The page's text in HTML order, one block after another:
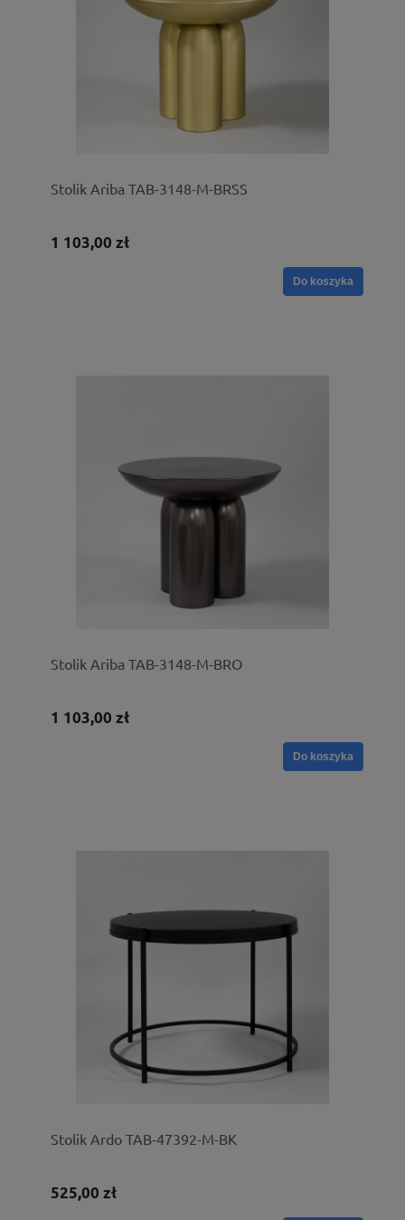
Stolik Ariba TAB-3148-M-BRSS
1 103,00 zł
Do koszyka
Stolik Ariba TAB-3148-M-BRO
1 103,00 zł
Do koszyka
Stolik Ardo TAB-47392-M-BK
525,00 zł